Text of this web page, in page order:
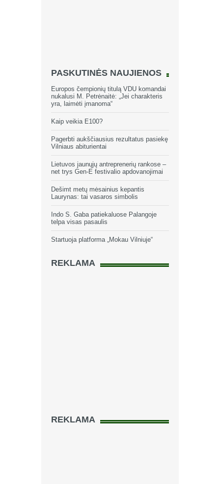
PASKUTINĖS NAUJIENOS
Europos čempionių titulą VDU komandai
nukalusi M. Petrėnaitė: „Jei charakteris
yra, laimėti įmanoma“
Kaip veikia E100?
Pagerbti aukščiausius rezultatus pasiekę
Vilniaus abiturientai
Lietuvos jaunųjų antreprenerių rankose –
net trys Gen-E festivalio apdovanojimai
Dešimt metų mėsainius kepantis
Laurynas: tai vasaros simbolis
Indo S. Gaba patiekaluose Palangoje
telpa visas pasaulis
Startuoja platforma „Mokau Vilniuje“
REKLAMA
REKLAMA